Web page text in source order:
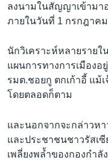
ลงนามในสัญญาเข้ามา
ภายในวันที่ 1 กรกฎาค
นักวิเคราะห์หลายราย
แผนการทางการเมืองอ
รมต.ชอยกู ตกเก้าอี้ แม้
โดยตลอดก็ตาม
และนอกจากจะกล่าวห
และประชาชนชาวรัสเ
เพลี่ยงพล้ำของกองกำลั